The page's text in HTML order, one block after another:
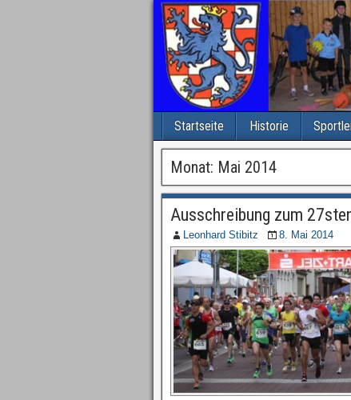
Startseite Historie
Monat: Mai 2014
Ausschreibung zum
Leonhard Stibitz 8. Mai 2014